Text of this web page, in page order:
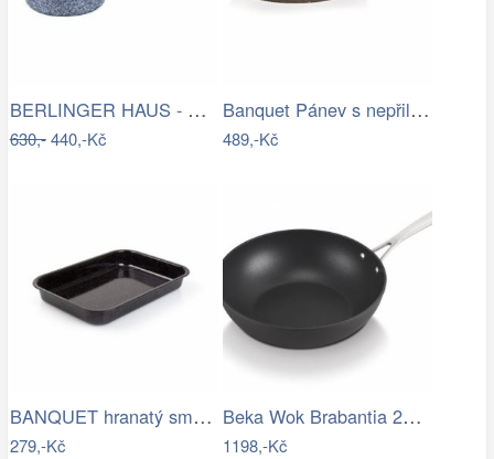
BERLINGER HAUS - Rendlík s rukojetí 1L,…
630,-440,-Kč
Banquet Pánev s nepřilnavým povrchem…
489,-Kč
BANQUET hranatý smaltovaný 42cm
279,-Kč
Beka Wok Brabantia 28 cm, chrom
1198,-Kč